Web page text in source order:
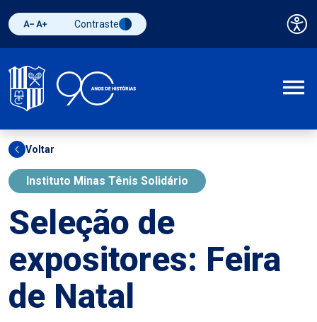
Diminuir fonte
Aumentar fonteAlternar contraste
Contraste
Voltar
Instituto Minas Tênis Solidário
Seleção de
expositores: Feira
de Natal